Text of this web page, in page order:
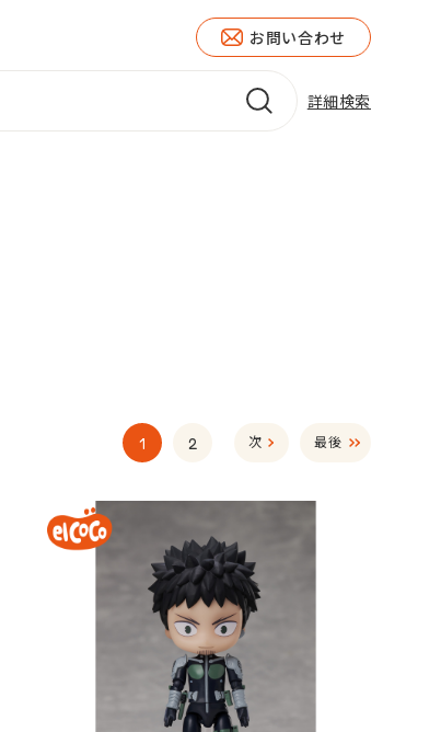
お問い合わせ
詳細検索
1 2 次 最後